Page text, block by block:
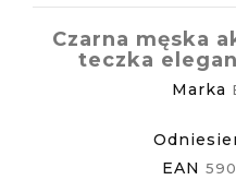
Czarna męska
teczka
Marka
EAN